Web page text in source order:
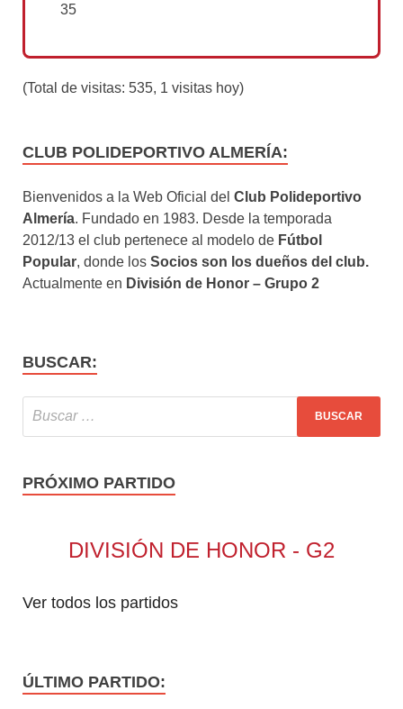
35
(Total de visitas: 535, 1 visitas hoy)
CLUB POLIDEPORTIVO ALMERÍA:
Bienvenidos a la Web Oficial del Club Polideportivo
Almería. Fundado en 1983. Desde la temporada
2012/13 el club pertenece al modelo de Fútbol
Popular, donde los Socios son los dueños del club.
Actualmente en División de Honor – Grupo 2
BUSCAR:
PRÓXIMO PARTIDO
DIVISIÓN DE HONOR - G2
Ver todos los partidos
ÚLTIMO PARTIDO: